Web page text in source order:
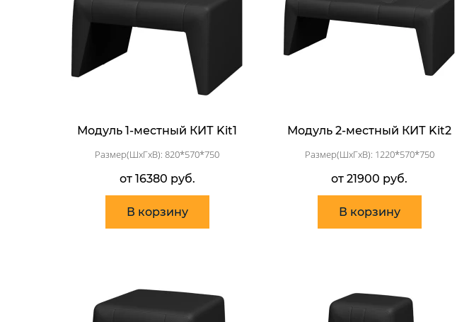
Модуль 1-местный КИТ Kit1
Размер(ШхГхВ): 820*570*750
от 16380 руб.
В корзину
Модуль 2-местный КИТ Kit2
Размер(ШхГхВ): 1220*570*750
от 21900 руб.
В корзину